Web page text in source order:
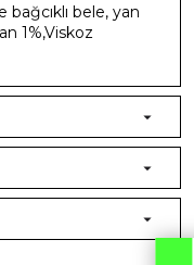
bele, yan
1%,Viskoz